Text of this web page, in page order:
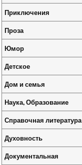
Приключения
Проза
Юмор
Детское
Дом и семья
Наука, Образование
Справочная литература
Духовность
Документальная